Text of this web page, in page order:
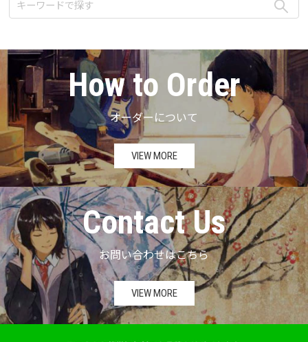
How to Order
オーダーについて
VIEW MORE
Contact Us
お問い合わせはこちら
VIEW MORE